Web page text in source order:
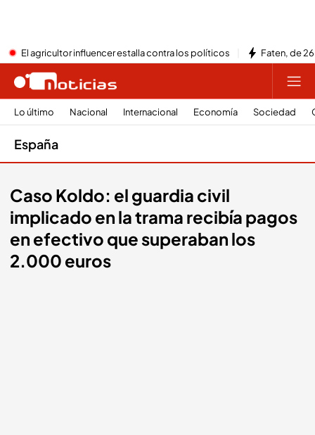
El agricultor influencer estalla contra los políticos Faten, de
Lo último Nacional Internacional Economía Sociedad
España
Caso Koldo: el guardia civil
implicado en la trama recibía pagos
en efectivo que superaban los
2.000 euros